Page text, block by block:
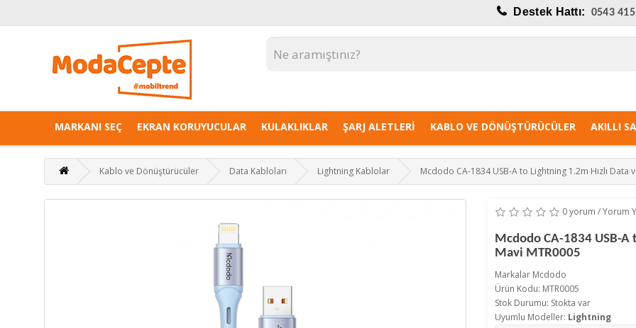
Destek Hattı: 0543
MARKANI SEÇ EKRAN KORUYUCULAR KULAKLIKLAR ŞARJ ALETLERI KABLO VE DÖNÜŞTÜRÜCÜLER AKILLI
Kablo ve Dönüştürücüler Data Kabloları Lightning Kablolar Mcdodo CA-1834 USB-A to Lightning 1.2m Hızlı Data
0 yorum /Yorum
Mcdodo CA-1834 USB-A
Mavi MTR0005
Markalar Mcdodo
Ürün Kodu: MTR0005
Stok Durumu: Stokta var
Uyumlu Modeller: Lightning